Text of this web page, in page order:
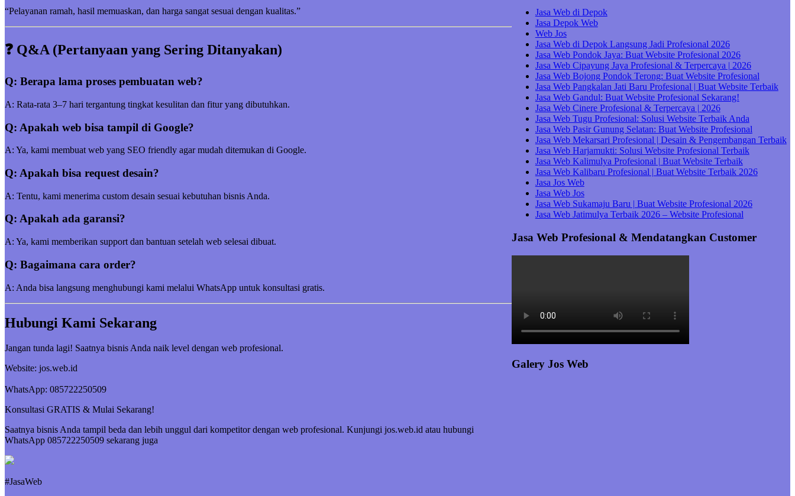
“Pelayanan ramah, hasil memuaskan, dan harga sangat sesuai dengan kualitas.”
❓ Q&A (Pertanyaan yang Sering Ditanyakan)
Q: Berapa lama proses pembuatan web?
A: Rata-rata 3–7 hari tergantung tingkat kesulitan dan fitur yang dibutuhkan.
Q: Apakah web bisa tampil di Google?
A: Ya, kami membuat web yang SEO friendly agar mudah ditemukan di Google.
Q: Apakah bisa request desain?
A: Tentu, kami menerima custom desain sesuai kebutuhan bisnis Anda.
Q: Apakah ada garansi?
A: Ya, kami memberikan support dan bantuan setelah web selesai dibuat.
Q: Bagaimana cara order?
A: Anda bisa langsung menghubungi kami melalui WhatsApp untuk konsultasi gratis.
Hubungi Kami Sekarang
Jangan tunda lagi! Saatnya bisnis Anda naik level dengan web profesional.
Website: jos.web.id
WhatsApp: 085722250509
Konsultasi GRATIS & Mulai Sekarang!
Saatnya bisnis Anda tampil beda dan lebih unggul dari kompetitor dengan web profesional. Kunjungi jos.web.id atau hubungi
WhatsApp 085722250509 sekarang juga
#JasaWeb
Jasa Web di Depok
Jasa Depok Web
Web Jos
Jasa Web di Depok Langsung Jadi Profesional 2026
Jasa Web Pondok Jaya: Buat Website Profesional 2026
Jasa Web Cipayung Jaya Profesional & Terpercaya | 2026
Jasa Web Bojong Pondok Terong: Buat Website Profesional
Jasa Web Pangkalan Jati Baru Profesional | Buat Website Terbaik
Jasa Web Gandul: Buat Website Profesional Sekarang!
Jasa Web Cinere Profesional & Terpercaya | 2026
Jasa Web Tugu Profesional: Solusi Website Terbaik Anda
Jasa Web Pasir Gunung Selatan: Buat Website Profesional
Jasa Web Mekarsari Profesional | Desain & Pengembangan Terbaik
Jasa Web Harjamukti: Solusi Website Profesional Terbaik
Jasa Web Kalimulya Profesional | Buat Website Terbaik
Jasa Web Kalibaru Profesional | Buat Website Terbaik 2026
Jasa Jos Web
Jasa Web Jos
Jasa Web Sukamaju Baru | Buat Website Profesional 2026
Jasa Web Jatimulya Terbaik 2026 – Website Profesional
Jasa Web Profesional & Mendatangkan Customer
Galery Jos Web